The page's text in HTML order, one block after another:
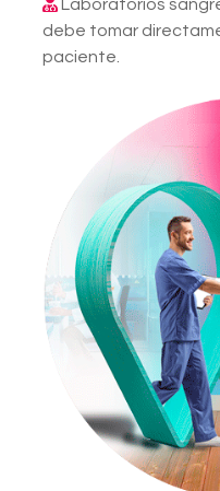
Laboratorios
debe tomar
paciente.